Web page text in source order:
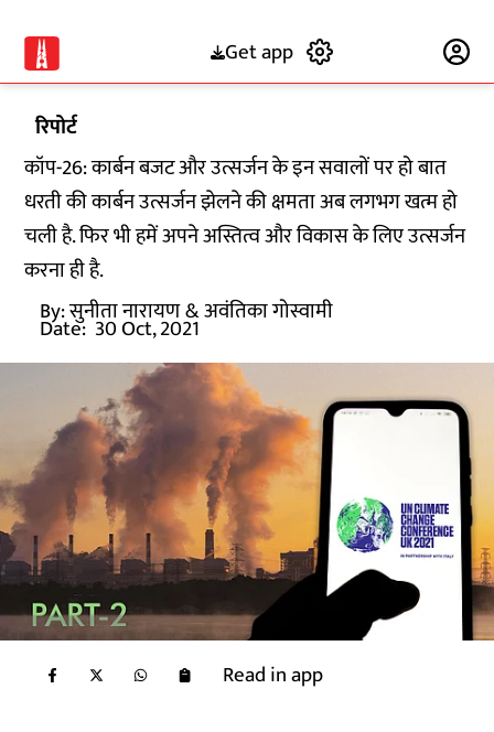
Get app
रिपोर्ट
कॉप-26: कार्बन बजट और उत्सर्जन के इन सवालों पर हो बात
धरती की कार्बन उत्सर्जन झेलने की क्षमता अब लगभग खत्म हो
चली है. फिर भी हमें अपने अस्तित्व और विकास के लिए उत्सर्जन
करना ही है.
By:सुनीता नारायण& अवंतिका गोस्वामी
Date: 30 Oct, 2021
Read in app